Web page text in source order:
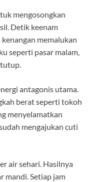
mengosongkan
Detik keenam
memalukan
seperti pasar malam,
antagonis utama.
berat seperti tokoh
menyelamatkan
mengajukan cuti
air sehari. Hasilnya
mandi. Setiap jam